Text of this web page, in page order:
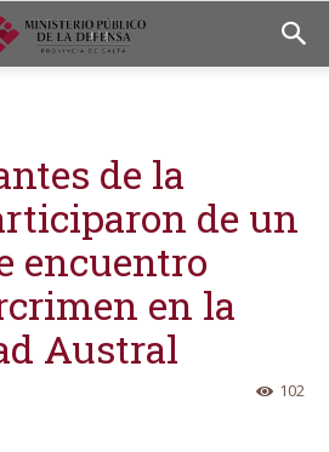
de la
de un
encuentro
en la
Austral
102